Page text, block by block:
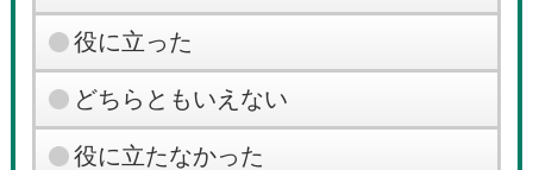
役に立った
どちらともいえない
役に立たなかった